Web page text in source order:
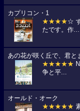
カプリコン・1
★★★★☆
たです。作...
あの花が咲く丘で、君と
★★★★★
争と平...
オールド・オーク
★★★★★